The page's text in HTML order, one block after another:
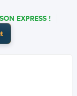
EXPRESS !